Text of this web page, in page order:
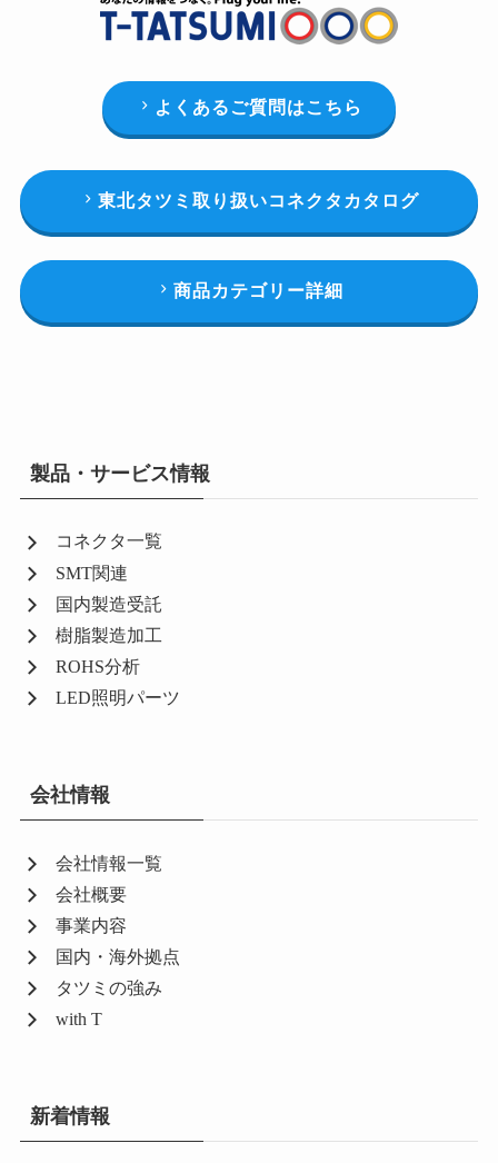
よくあるご質問はこちら
東北タツミ取り扱いコネクタカタログ
商品カテゴリー詳細
製品・サービス情報
コネクタ一覧
SMT関連
国内製造受託
樹脂製造加工
ROHS分析
LED照明パーツ
会社情報
会社情報一覧
会社概要
事業内容
国内・海外拠点
タツミの強み
with T
新着情報